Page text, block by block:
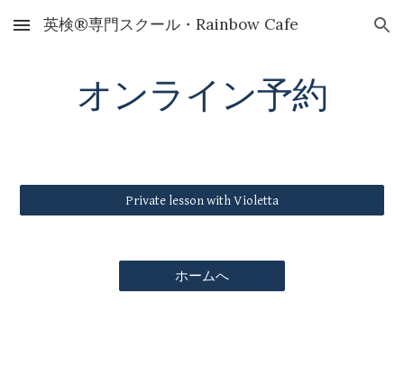
Skip to main content Skip to navigation
英検®専門スクール・Rainbow Cafe
オンライン予約
Private lesson with Violetta
ホームへ